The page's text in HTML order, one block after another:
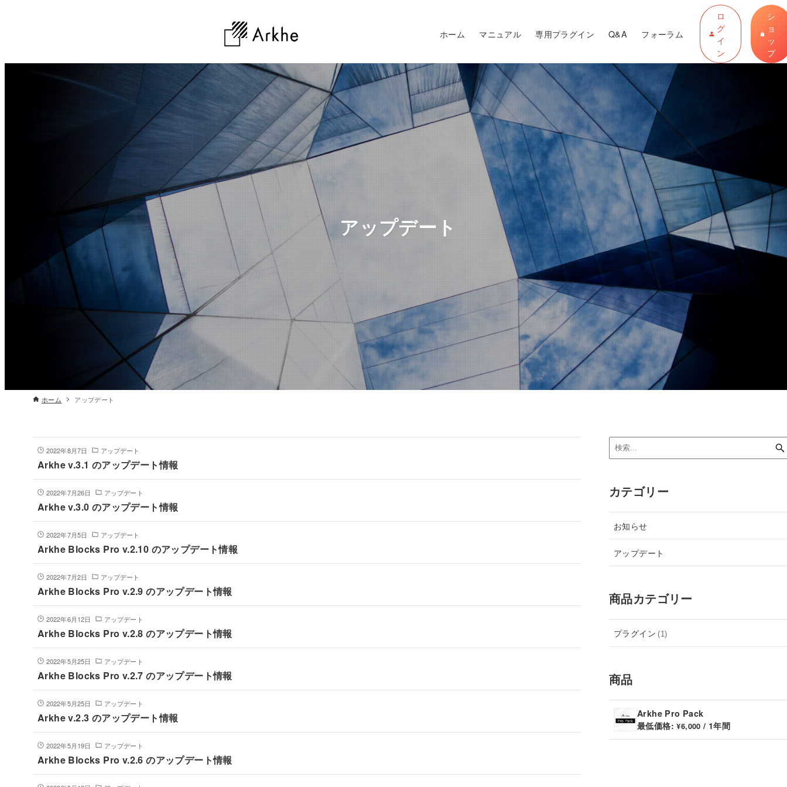
ホーム マニュアル 専用プラグイン Q&A フォーラム
ロ
グ
イ
ン
シ
ョ
ッ
プ
アップデート
ホーム アップデート
2022年8月7日 アップデート
Arkhe v.3.1 のアップデート情報
2022年7月26日 アップデート
Arkhe v.3.0 のアップデート情報
2022年7月5日 アップデート
Arkhe Blocks Pro v.2.10 のアップデート情報
2022年7月2日 アップデート
Arkhe Blocks Pro v.2.9 のアップデート情報
2022年6月12日 アップデート
Arkhe Blocks Pro v.2.8 のアップデート情報
2022年5月25日 アップデート
Arkhe Blocks Pro v.2.7 のアップデート情報
2022年5月25日 アップデート
Arkhe v.2.3 のアップデート情報
2022年5月19日 アップデート
Arkhe Blocks Pro v.2.6 のアップデート情報
カテゴリー
お知らせ
アップデート
商品カテゴリー
プラグイン (1)
商品
Arkhe Pro Pack
最低価格:¥6,000 / 1年間